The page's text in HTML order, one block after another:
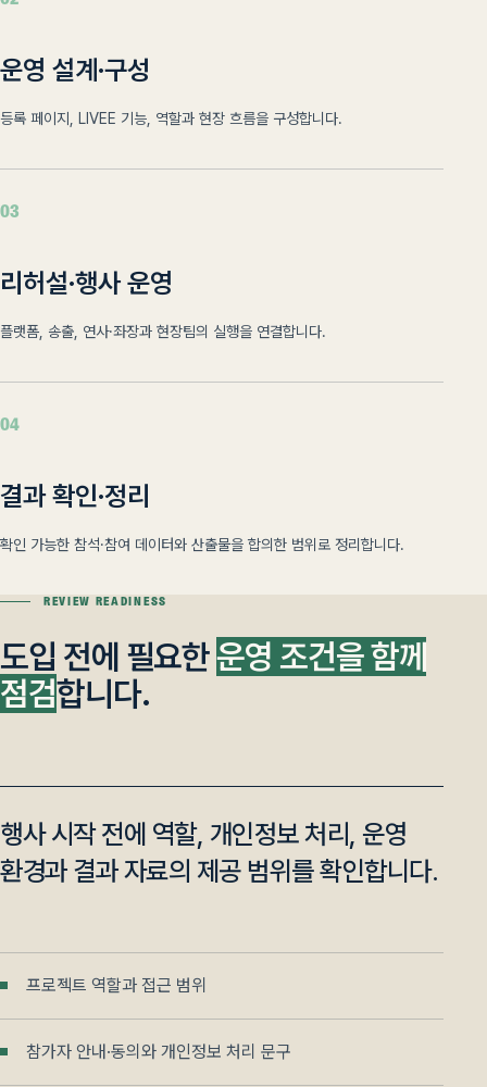
운영 설계·구성
등록 페이지, LIVEE 기능, 역할과 현장 흐름을 구성합니다.
03
리허설·행사 운영
플랫폼, 송출, 연사·좌장과 현장팀의 실행을 연결합니다.
04
결과 확인·정리
확인 가능한 참석·참여 데이터와 산출물을 합의한 범위로 정리합니다.
REVIEW READINESS
도입 전에 필요한운영 조건을 함께
점검합니다.
행사 시작 전에 역할, 개인정보 처리, 운영
환경과 결과 자료의 제공 범위를 확인합니다.
프로젝트 역할과 접근 범위
참가자 안내·동의와 개인정보 처리 문구